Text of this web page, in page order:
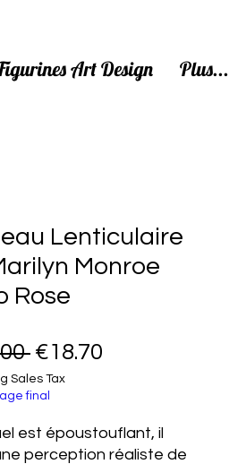
Art Design Plus...
Lenticulaire
Monroe
Rose
Regular Price
€18.70
Sales Tax
final
est époustouflant, il
perception réaliste de